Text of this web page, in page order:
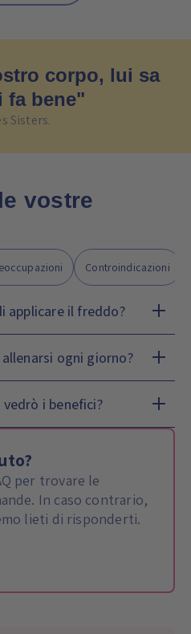
corpo, lui sa
bene"
Sisters.
per trovare le
In caso contrario,
lieti di risponderti.
vostre
Controindicazioni
applicare il freddo?
ogni giorno?
i benefici?